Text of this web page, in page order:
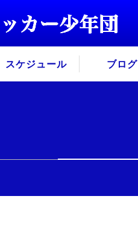
スケジュール ブログ